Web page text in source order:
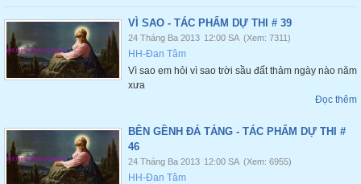
VÌ SAO - TÁC PHẨM DỰ THI # 39
24 Tháng Ba 2013 12:00 SA (Xem: 7311)
HH-Đan Tâm
Vì sao em hỏi vì sao trời sầu đất thảm ngày nào năm
xưa
Đọc thêm
BÊN GỀNH ĐÁ TẢNG - TÁC PHẨM DỰ THI #
46
24 Tháng Ba 2013 12:00 SA (Xem: 6955)
HH-Đan Tâm